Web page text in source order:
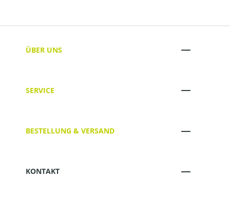
ÜBER UNS
SERVICE
BESTELLUNG & VERSAND
KONTAKT